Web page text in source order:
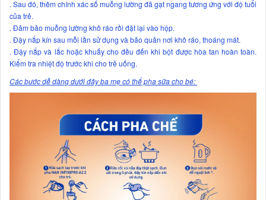
. Sau đó, thêm chính xác số muỗng lường đã gạt ngang tương ứng với độ tuổi
của trẻ.
. Đảm bảo muỗng lường khô ráo rồi đặt lại vào hộp.
. Đậy nắp kín sau mỗi lần sử dụng và bảo quản nơi khô ráo, thoáng mát.
. Đậy nắp và lắc hoặc khuấy cho đều đến khi bột được hòa tan hoàn toàn.
Kiểm tra nhiệt độ trước khi cho trẻ uống.
Các bước dễ dàng dưới đây ba mẹ có thể pha sữa cho bé: